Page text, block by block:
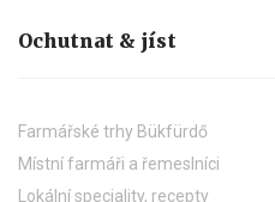
Ochutnat & jíst
Farmářské trhy Bükfürdő
Místní farmáři a řemeslníci
Lokální speciality, recepty